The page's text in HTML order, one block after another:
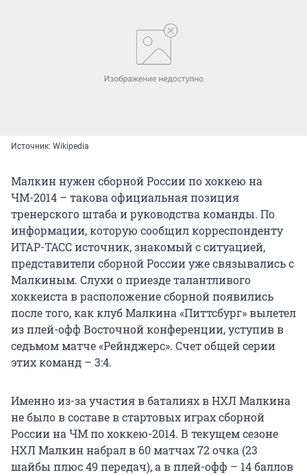
Источник: Wikipedia
Малкин нужен сборной России по хоккею на
ЧМ-2014 – такова официальная позиция
тренерского штаба и руководства команды. По
информации, которую сообщил корреспонденту
ИТАР-ТАСС источник, знакомый с ситуацией,
представители сборной России уже связывались с
Малкиным. Слухи о приезде талантливого
хоккеиста в расположение сборной появились
после того, как клуб Малкина «Питтсбург» вылетел
из плей-офф Восточной конференции, уступив в
седьмом матче «Рейнджерс». Счет общей серии
этих команд – 3:4.
Именно из-за участия в баталиях в НХЛ Малкина
не было в составе в стартовых играх сборной
России на ЧМ по хоккею-2014. В текущем сезоне
НХЛ Малкин набрал в 60 матчах 72 очка (23
шайбы плюс 49 передач), а в плей-офф – 14 баллов